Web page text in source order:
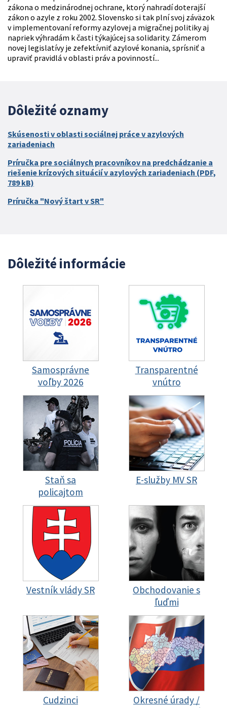
zákona o medzinárodnej ochrane, ktorý nahradí doterajší
zákon o azyle z roku 2002. Slovensko si tak plní svoj záväzok
v implementovaní reformy azylovej a migračnej politiky aj
napriek výhradám k časti týkajúcej sa solidarity. Zámerom
novej legislatívy je zefektívniť azylové konania, sprísniť a
upraviť pravidlá v oblasti práv a povinností...
Dôležité oznamy
Skúsenosti v oblasti sociálnej práce v azylových
zariadeniach
Príručka pre sociálnych pracovníkov na predchádzanie a
riešenie krízových situácií v azylových zariadeniach (PDF,
789 kB)
Príručka "Nový štart v SR"
Dôležité informácie
Samosprávne
voľby 2026
Transparentné
vnútro
Staň sa
policajtom
E-služby MV SR
Vestník vlády SR
Obchodovanie s
ľuďmi
Cudzinci
Okresné úrady /